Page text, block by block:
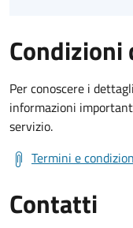
Condizioni
Per conoscere i
informazioni
servizio.
Termini e
Contatti